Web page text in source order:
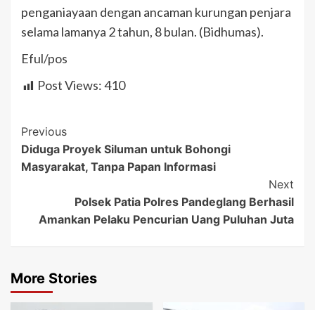
penganiayaan dengan ancaman kurungan penjara
selama lamanya 2 tahun, 8 bulan. (Bidhumas).
Eful/pos
Post Views:410
Post
Navigation
Previous
Diduga Proyek Siluman untuk Bohongi
Masyarakat, Tanpa Papan Informasi
Next
Polsek Patia Polres Pandeglang Berhasil
Amankan Pelaku Pencurian Uang Puluhan Juta
More Stories